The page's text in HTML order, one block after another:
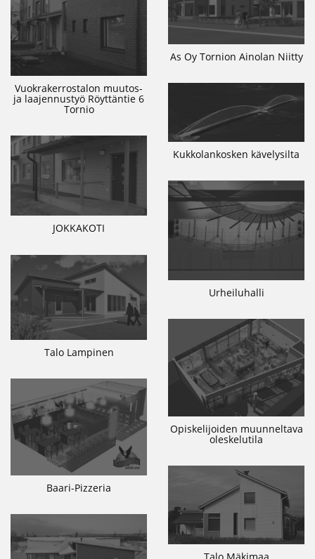
Vuokrakerrostalon muutos-
ja laajennustyö Röyttäntie 6
Tornio
As Oy Tornion Ainolan Niitty
Kukkolankosken kävelysilta
JOKKAKOTI
Urheiluhalli
Talo Lampinen
Opiskelijoiden muunneltava
oleskelutila
Baari-Pizzeria